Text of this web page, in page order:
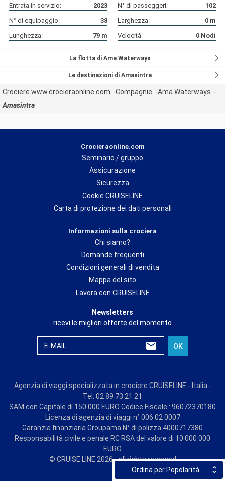
Ordina per Popolarità
Entrata in servizio: 2023 N° di passeggeri:
102
N° di equipaggio:
38 Larghezza: 0 m
Lunghezza:
79 m Velocità: 0 Nodi
La flotta di Ama Waterways
Le destinazioni di Amasintra
Crociere www.crocieraonline.com Compagnie
Ama Waterways
Amasintra
Crocieraonline.com
Seminario / gruppo
Assicurazione
Sicurezza
Cookie CRUISELINE
Carta di protezione dei dati personali
Informazioni sulla crociera
Chi siamo?
Domande frequenti
Condizioni generali di vendita
Mappa del sito
Lavora con CRUISELINE
Newsletters
ricevi le migliori offerte del momento
E-MAIL OK
Agenzia di viaggi specializzata in crociere CRUISELINE - Italia -
Tel: 02 89 73 21 21
SAM con Capitale di 150 000 EURO Codice Fiscale : 96072370180
Licenza di agenzia di viaggi n° 006 02 0007
Garanzia finanziaria Groupama N° di polizza 4000717380
Responsabilità civile e penale RC RSA del valore di 10 000 000
EURO
© CRUISE LINE 2026 - all rights reserved